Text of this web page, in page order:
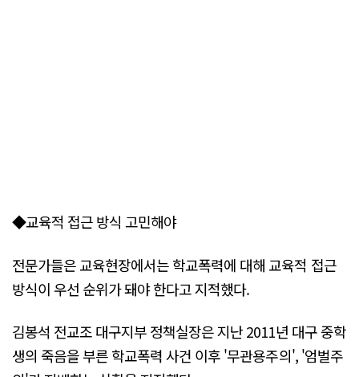
◆교육적 접근 방식 고민해야
전문가들은 교육현장에서는 학교폭력에 대해 교육적 접근
방식이 우선 순위가 돼야 한다고 지적했다.
김봉석 전교조 대구지부 정책실장은 지난 2011년 대구 중학
생의 죽음을 부른 학교폭력 사건 이후 '무관용주의', '엄벌주